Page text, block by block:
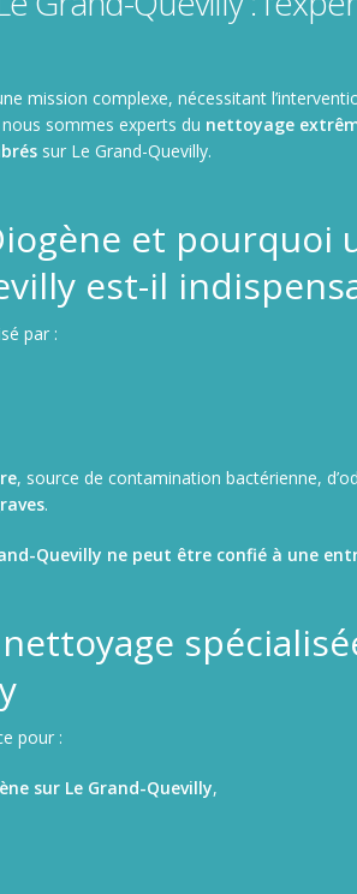
mission complexe, nécessitant
nous sommes experts du nettoyage
sur Le Grand-Quevilly.
et pourquoi
est-il
par :
, source de contamination bactérienne,
.
Quevilly ne peut être confié à une
pour :
sur Le Grand-Quevilly,